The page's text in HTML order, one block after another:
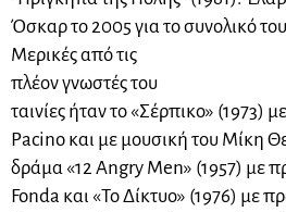
Όσκαρ το 2005 για το συνολικό
Μερικές από τις
πλέον γνωστές του
ταινίες ήταν το «Σέρπικο» (1973)
Pacino και με μουσική του Μίκη
δράμα «12 Αngry Men» (1957) με
Fonda και «Το Δίκτυο» (1976) με